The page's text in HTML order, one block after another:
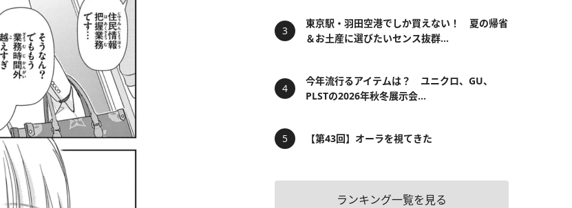
東京駅・羽田空港でしか買えない！ 夏の帰省
＆お土産に選びたいセンス抜群...
今年流行るアイテムは？ ユニクロ、GU、
PLSTの2026年秋冬展示会...
【第43回】オーラを視てきた
ランキング一覧を見る